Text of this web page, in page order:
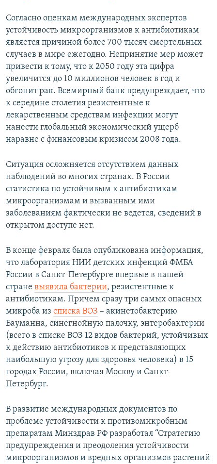
Согласно оценкам международных экспертов
устойчивость микроорганизмов к антибиотикам
является причиной более 700 тысяч смертельных
случаев в мире ежегодно. Непринятие мер может
привести к тому, что к 2050 году эта цифра
увеличится до 10 миллионов человек в год и
обгонит рак. Всемирный банк предупреждает, что
к середине столетия резистентные к
лекарственным средствам инфекции могут
нанести глобальный экономический ущерб
наравне с финансовым кризисом 2008 года.
Ситуация осложняется отсутствием данных
наблюдений во многих странах. В России
статистика по устойчивым к антибиотикам
микроорганизмам и вызванным ими
заболеваниям фактически не ведется, сведений в
открытом доступе нет.
В конце февраля была опубликована информация,
что лаборатория НИИ детских инфекций ФМБА
России в Санкт-Петербурге впервые в нашей
стране выявила бактерии, резистентные к
антибиотикам. Причем сразу три самых опасных
микроба из списка ВОЗ – акинетобактерию
Бауманна, синегнойную палочку, энтеробактерии
(всего в списке ВОЗ 12 видов бактерий, устойчивых
к действию антибиотиков и представляющих
наибольшую угрозу для здоровья человека) в 15
городах России, включая Москву и Санкт-
Петербург.
В развитие международных документов по
проблеме устойчивости к противомикробным
препаратам Минздрав РФ разработал “Стратегию
предупреждения и преодоления устойчивости
микроорганизмов и вредных организмов растений